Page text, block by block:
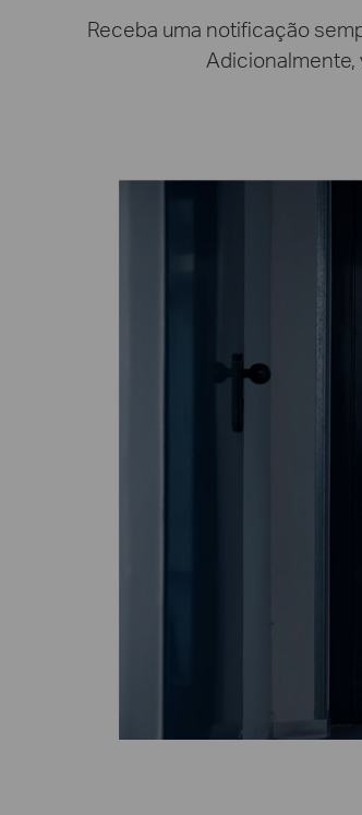
Receba uma notificação
Adicionalmente,